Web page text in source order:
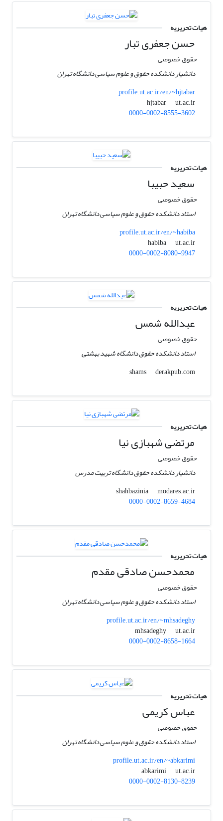
هیات تحریریه
حسن جعفری تبار
حقوق خصوصی
دانشیار دانشکده حقوق و علوم سیاسی دانشگاه تهران
profile.ut.ac.ir/en/~hjtabar
hjtabar
ut.ac.ir
0000-0002-8555-3602
هیات تحریریه
سعید حبیبا
حقوق خصوصی
استاد دانشکده حقوق و علوم سیاسی دانشگاه تهران
profile.ut.ac.ir/en/~habiba
habiba
ut.ac.ir
0000-0002-8080-9947
هیات تحریریه
عبدالله شمس
حقوق خصوصی
استاد دانشکده حقوق دانشگاه شهید بهشتی
shams
derakpub.com
هیات تحریریه
مرتضی شهبازی نیا
حقوق خصوصی
دانشیار دانشکده حقوق دانشگاه تربیت مدرس
shahbazinia
modares.ac.ir
0000-0002-8659-4684
هیات تحریریه
محمدحسن صادقی مقدم
حقوق خصوصی
استاد دانشکده حقوق و علوم سیاسی دانشگاه تهران
profile.ut.ac.ir/en/~mhsadeghy
mhsadeghy
ut.ac.ir
0000-0002-8658-1664
هیات تحریریه
عباس کریمی
حقوق خصوصی
استاد دانشکده حقوق و علوم سیاسی دانشگاه تهران
profile.ut.ac.ir/en/~abkarimi
abkarimi
ut.ac.ir
0000-0002-8130-8239